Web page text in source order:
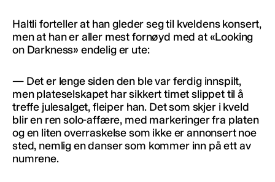
Haltli forteller at han gleder seg til kveldens konsert,
men at han er aller mest fornøyd med at «Looking
on Darkness» endelig er ute:
— Det er lenge siden den ble var ferdig innspilt,
men plateselskapet har sikkert timet slippet til å
treffe julesalget, fleiper han. Det som skjer i kveld
blir en ren solo-affære, med markeringer fra platen
og en liten overraskelse som ikke er annonsert noe
sted, nemlig en danser som kommer inn på ett av
numrene.